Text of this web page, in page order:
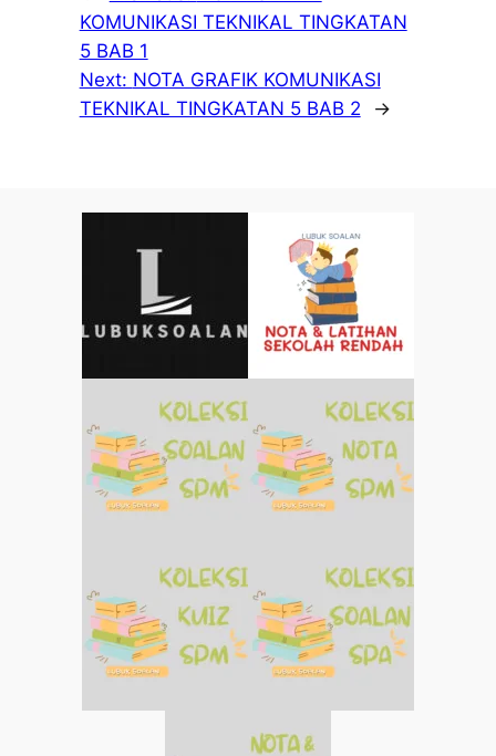
KOMUNIKASI TEKNIKAL TINGKATAN
5 BAB 1
Next: NOTA GRAFIK KOMUNIKASI
TEKNIKAL TINGKATAN 5 BAB 2
→